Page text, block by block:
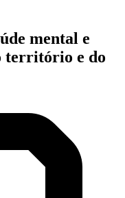
mental e
território e do